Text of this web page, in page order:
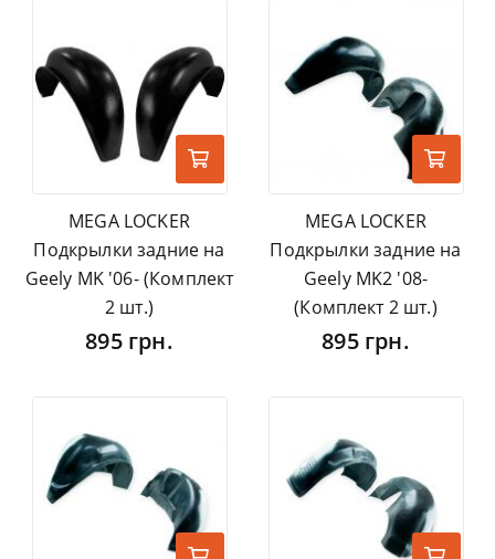
MEGA LOCKER
Подкрылки задние на
Geely MK '06- (Комплект
2 шт.)
895 грн.
MEGA LOCKER
Подкрылки задние на
Geely MK2 '08-
(Комплект 2 шт.)
895 грн.